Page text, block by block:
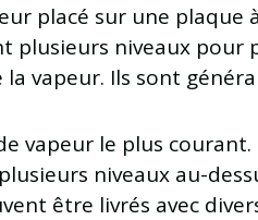
placé sur une plaque
plusieurs niveaux pour
vapeur. Ils sont
vapeur le plus
niveaux au-
être livrés avec